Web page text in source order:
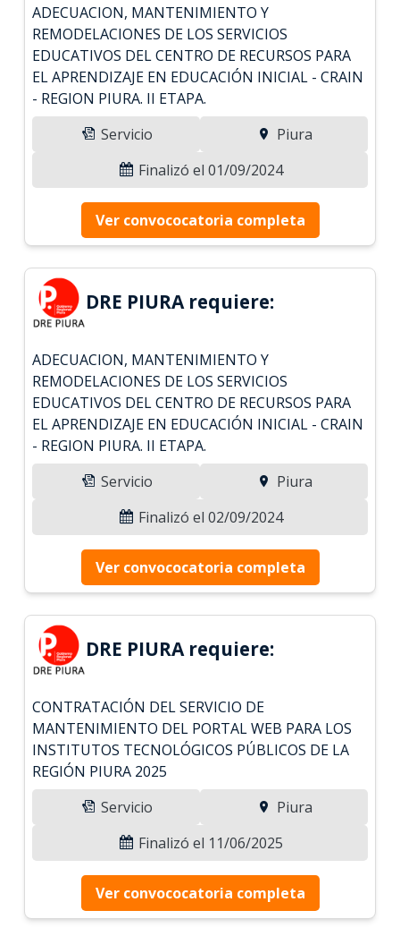
ADECUACION, MANTENIMIENTO Y
REMODELACIONES DE LOS SERVICIOS
EDUCATIVOS DEL CENTRO DE RECURSOS PARA
EL APRENDIZAJE EN EDUCACIÓN INICIAL - CRAIN
- REGION PIURA. II ETAPA.
Servicio
Piura
Finalizó el 01/09/2024
Ver convococatoria completa
DRE PIURA requiere:
ADECUACION, MANTENIMIENTO Y
REMODELACIONES DE LOS SERVICIOS
EDUCATIVOS DEL CENTRO DE RECURSOS PARA
EL APRENDIZAJE EN EDUCACIÓN INICIAL - CRAIN
- REGION PIURA. II ETAPA.
Servicio
Piura
Finalizó el 02/09/2024
Ver convococatoria completa
DRE PIURA requiere:
CONTRATACIÓN DEL SERVICIO DE
MANTENIMIENTO DEL PORTAL WEB PARA LOS
INSTITUTOS TECNOLÓGICOS PÚBLICOS DE LA
REGIÓN PIURA 2025
Servicio
Piura
Finalizó el 11/06/2025
Ver convococatoria completa